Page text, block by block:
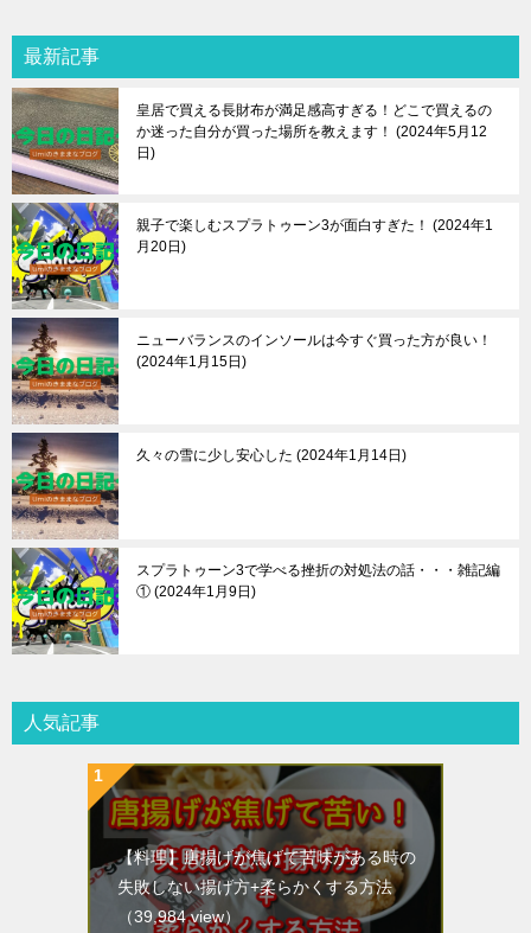
最新記事
皇居で買える長財布が満足感高すぎる！どこで買えるの
か迷った自分が買った場所を教えます！
2024年5月12
日
親子で楽しむスプラトゥーン3が面白すぎた！
2024年1
月20日
ニューバランスのインソールは今すぐ買った方が良い！
2024年1月15日
久々の雪に少し安心した 2024年1月14日
スプラトゥーン3で学べる挫折の対処法の話・・・雑記編
① 2024年1月9日
人気記事
【料理】唐揚げが焦げて苦味がある時の
失敗しない揚げ方+柔らかくする方法
（39,984 view）